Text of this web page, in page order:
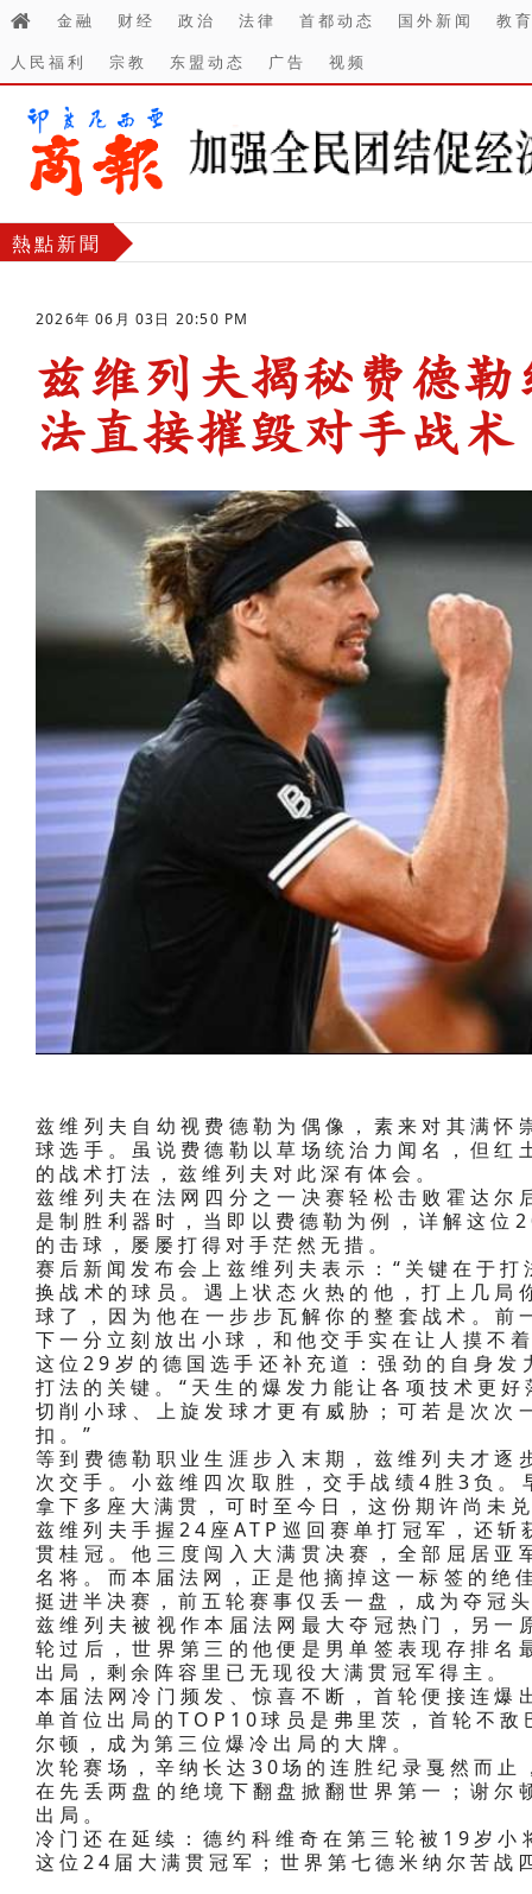
金融 财经 政治 法律 首都动态 国外新闻
教
人民福利
宗教 东盟动态 广告 视频
熱點新聞
2026年 06月 03日 20:50 PM
兹维列夫揭秘费德
法直接摧毁对手战术
兹维列夫自幼视费德勒为偶像，素来对其满
球选手。虽说费德勒以草场统治力闻名，但
的战术打法，兹维列夫对此深有体会。
兹维列夫在法网四分之一决赛轻松击败霍达
是制胜利器时，当即以费德勒为例，详解这
的击球，屡屡打得对手茫然无措。
赛后新闻发布会上兹维列夫表示：“关键在于
换战术的球员。遇上状态火热的他，打上几
球了，因为他在一步步瓦解你的整套战术。
下一分立刻放出小球，和他交手实在让人摸不
这位29岁的德国选手还补充道：强劲的自身
打法的关键。“天生的爆发力能让各项技术更
切削小球、上旋发球才更有威胁；可若是次
扣。”
等到费德勒职业生涯步入末期，兹维列夫才
次交手。小兹维四次取胜，交手战绩4胜3负
拿下多座大满贯，可时至今日，这份期许尚未
兹维列夫手握24座ATP巡回赛单打冠军，还
贯桂冠。他三度闯入大满贯决赛，全部屈居
名将。而本届法网，正是他摘掉这一标签的
挺进半决赛，前五轮赛事仅丢一盘，成为夺冠
兹维列夫被视作本届法网最大夺冠热门，另
轮过后，世界第三的他便是男单签表现存排
出局，剩余阵容里已无现役大满贯冠军得主。
本届法网冷门频发、惊喜不断，首轮便接连
单首位出局的TOP10球员是弗里茨，首轮不
尔顿，成为第三位爆冷出局的大牌。
次轮赛场，辛纳长达30场的连胜纪录戛然而
在先丢两盘的绝境下翻盘掀翻世界第一；谢
出局。
冷门还在延续：德约科维奇在第三轮被19岁
这位24届大满贯冠军；世界第七德米纳尔苦战